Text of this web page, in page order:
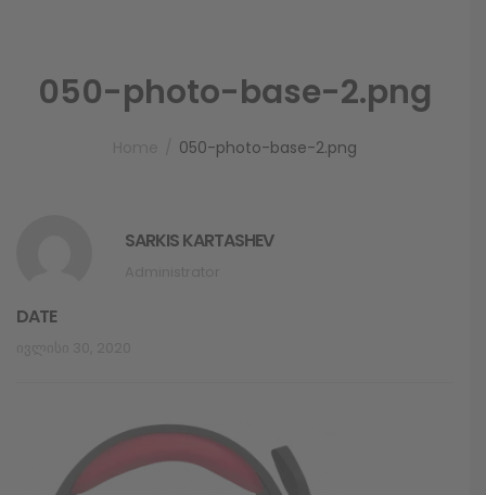
050-photo-base-2.png
050-photo-base-2.png
SARKIS KARTASHEV
DATE